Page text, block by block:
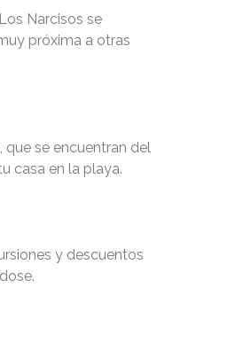
Narcisos se
próxima a otras
, que se encuentran del
casa en la playa.
y descuentos